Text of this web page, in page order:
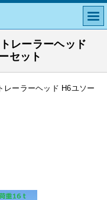
レーラーヘッド
セット
ーラーヘッド H6ユソー